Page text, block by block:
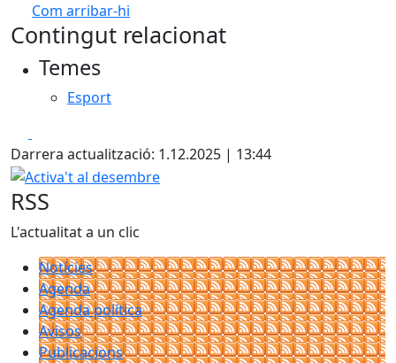
Com arribar-hi
+
Contingut relacionat
Temes
Esport
Darrera actualització: 1.12.2025 | 13:44
Activa't al desembre
RSS
L'actualitat a un clic
Notícies
Agenda
Agenda política
Avisos
Publicacions